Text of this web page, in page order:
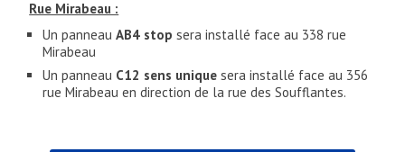
Rue Mirabeau :
Un panneauAB4 stop sera installé face au 338 rue
Mirabeau
Un panneau C12 sens unique sera installé face au 356
rue Mirabeau en direction de la rue des Soufflantes.